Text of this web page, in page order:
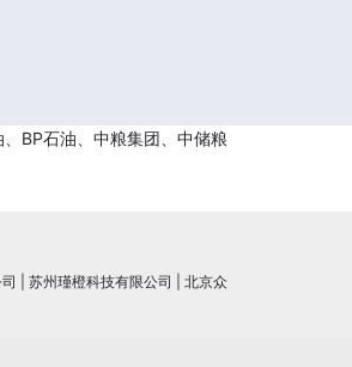
BP石油、中粮集团、中储粮
苏州瑾橙科技有限公司
北京众